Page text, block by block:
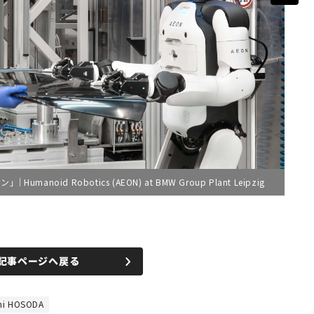
ン」｜Humanoid Robotics (AEON) at BMW Group Plant Leipzig
事ページへ戻る
HOSODA